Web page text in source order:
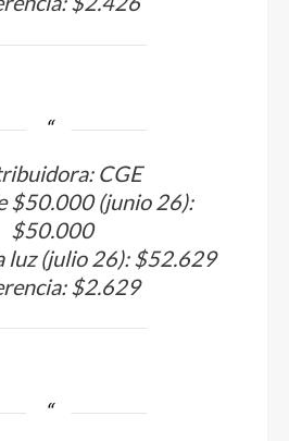
CGE
$50.000 (junio 26):
$50.000
luz (julio 26): $52.629
$2.629